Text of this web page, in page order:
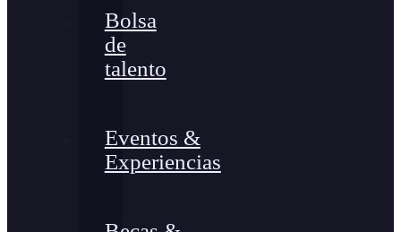
Bolsa
de
talento
Eventos &
Experiencias